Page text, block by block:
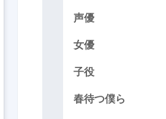
声優
女優
子役
春待つ僕ら